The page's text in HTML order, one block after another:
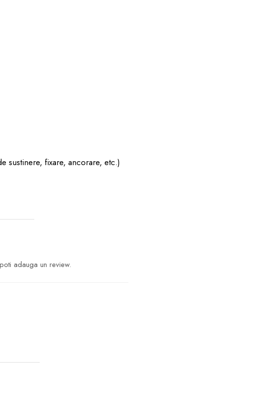
sustinere, fixare, ancorare, etc.)
adauga un review.